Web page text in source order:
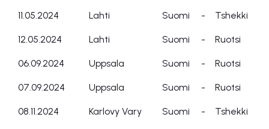
11.05.2024 Lahti Suomi - Tshekki
12.05.2024 Lahti Suomi - Ruotsi
06.09.2024 Uppsala Suomi - Ruotsi
07.09.2024 Uppsala Suomi - Ruotsi
08.11.2024 Karlovy Vary Suomi - Tshekki